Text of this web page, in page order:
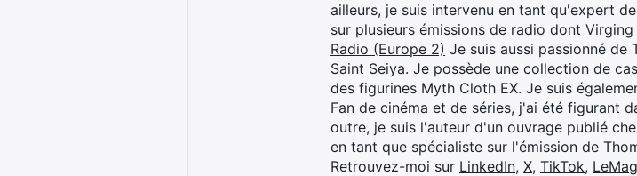
ailleurs, je suis intervenu en tant qu'expert
sur plusieurs émissions de radio dont Virging
Radio (Europe 2) Je suis aussi passionné de
Saint Seiya. Je possède une collection de
des figurines Myth Cloth EX. Je suis
Fan de cinéma et de séries, j'ai été figurant
outre, je suis l'auteur d'un ouvrage publié
en tant que spécialiste sur l'émission de
Retrouvez-moi sur LinkedIn, X, TikTok,